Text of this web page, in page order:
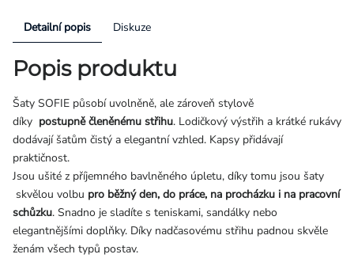
Detailní popis Diskuze
Popis produktu
Šaty SOFIE působí uvolněně, ale zároveň stylově
díky postupně členěnému střihu. Lodičkový výstřih a krátké rukávy
dodávají šatům čistý a elegantní vzhled. Kapsy přidávají
praktičnost.
Jsou ušité z příjemného bavlněného úpletu, díky tomu jsou šaty
skvělou volbu pro běžný den, do práce, na procházku i na pracovní
schůzku. Snadno je sladíte s teniskami, sandálky nebo
elegantnějšími doplňky. Díky nadčasovému střihu padnou skvěle
ženám všech typů postav.